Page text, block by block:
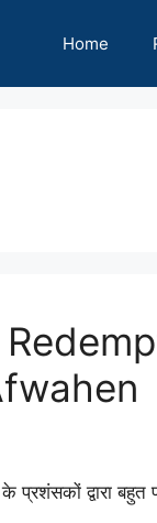
Home
द्वारा बहुत